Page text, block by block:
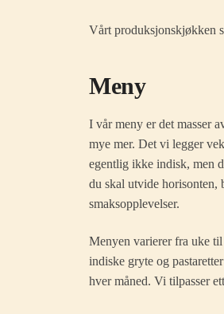
Vårt produksjonskjøkken
Meny
I vår meny er det masser
mye mer. Det vi legger
egentlig ikke indisk, men
du skal utvide horisonten,
smaksopplevelser.
Menyen varierer fra uke
indiske gryte og
hver måned. Vi tilpasser